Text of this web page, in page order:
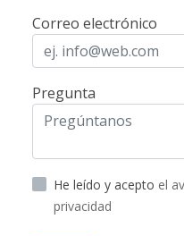
Correo electrónico
Pregunta
He leído y acepto el
privacidad